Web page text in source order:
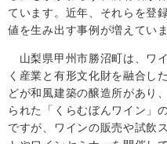
ています。近年、それらを登
値を生み出す事例が増えていま
山梨県甲州市勝沼町は、ワ
く産業と有形文化財を融合し
どが和風建築の醸造所があり
られた「くらむぼんワイン」
ですが、ワインの販売や試飲